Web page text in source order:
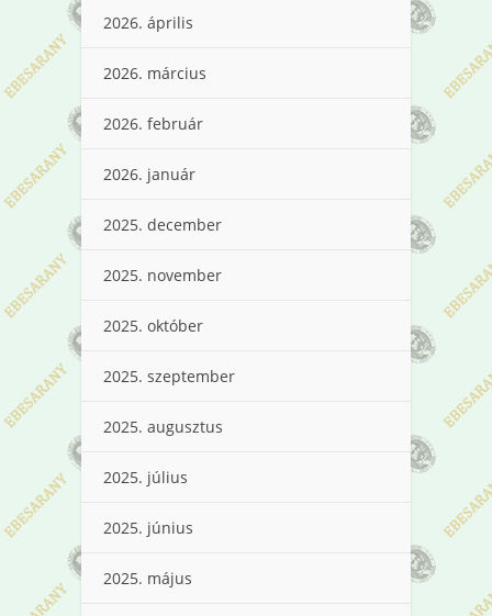
2026. április
2026. március
2026. február
2026. január
2025. december
2025. november
2025. október
2025. szeptember
2025. augusztus
2025. július
2025. június
2025. május